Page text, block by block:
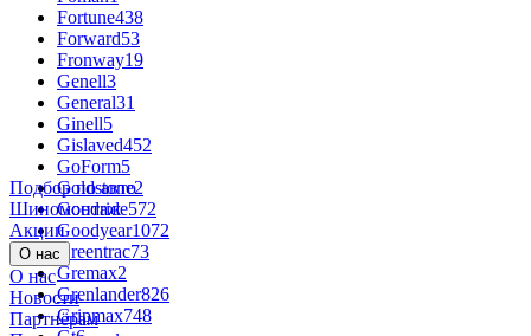
Fortune438
Forward53
Fronway19
Genell3
General31
Ginell5
Gislaved452
GoForm5
Goldstone2
Goodride572
Goodyear1072
Greentrac73
Gremax2
Grenlander826
Gripmax748
Подбор по авто
Шиномонтаж
Акции
О нас
О нас
Новости
Партнёрам